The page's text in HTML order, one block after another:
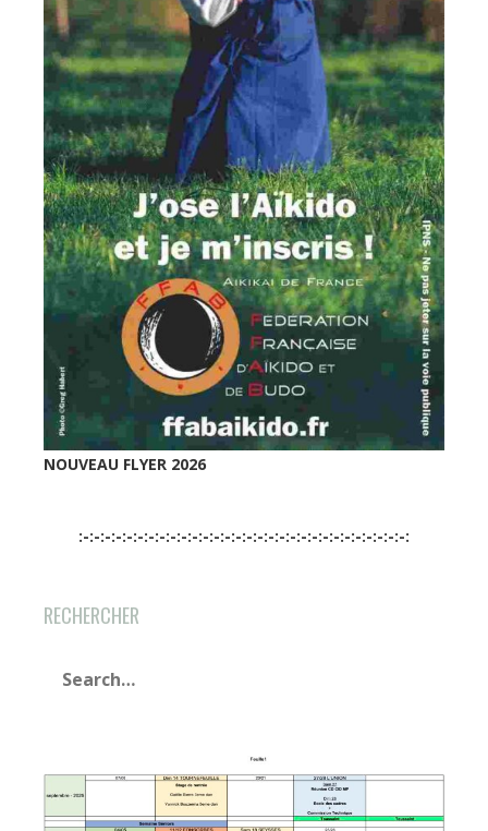
NOUVEAU FLYER 2026
:-:-:-:-:-:-:-:-:-:-:-:-:-:-:-:-:-:-:-:-:-:-:-:-:-:-:-:-:-:-:
RECHERCHER